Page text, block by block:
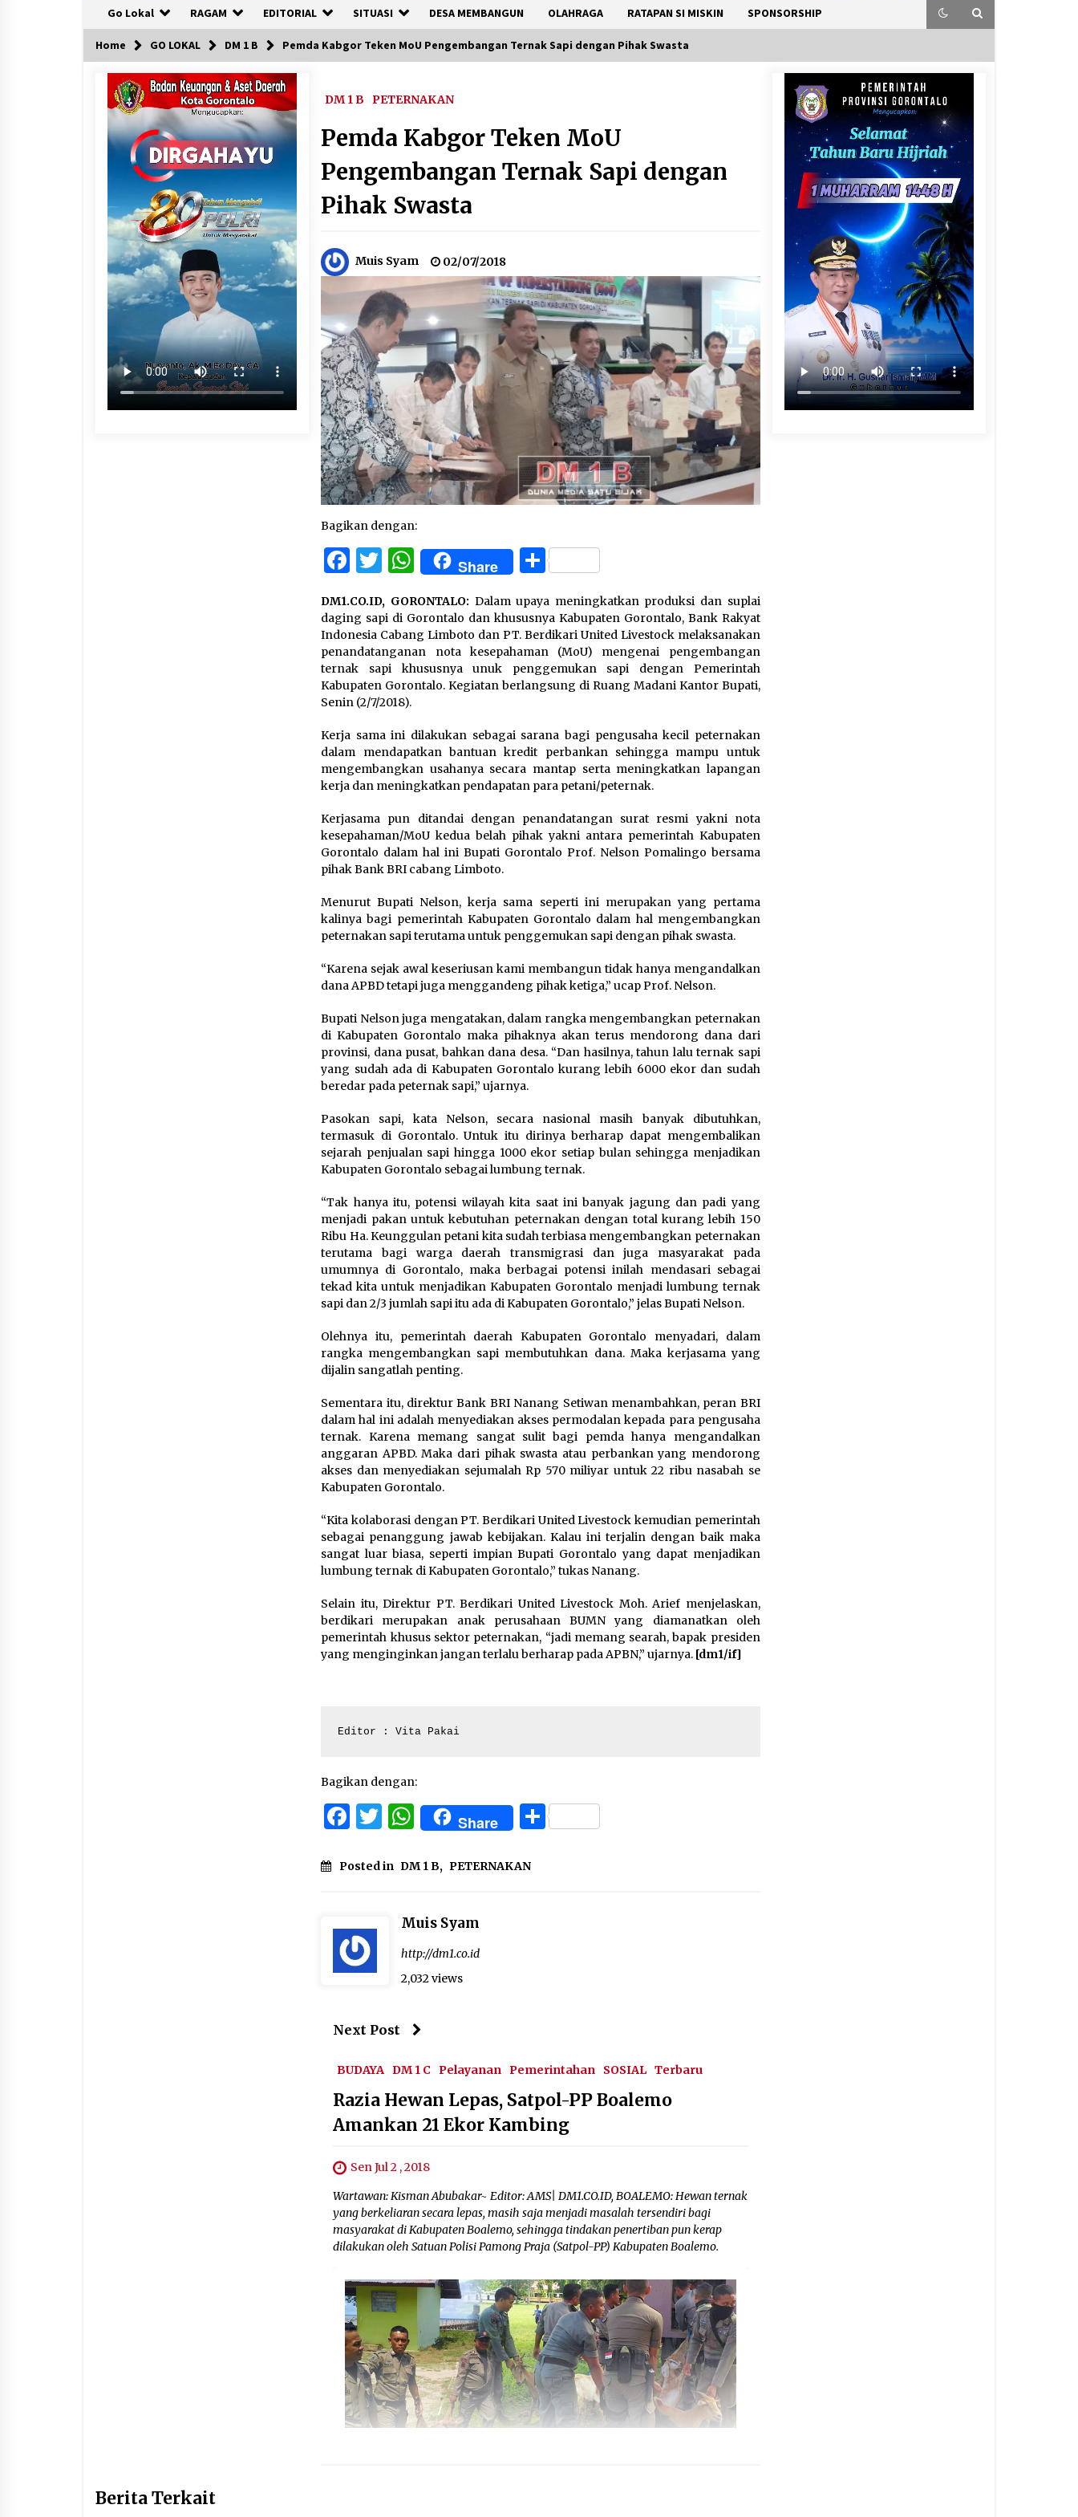
Go Lokal RAGAM EDITORIAL SITUASI DESA MEMBANGUN OLAHRAGA RATAPAN SI MISKIN SPONSORSHIP
Home GO LOKAL DM 1 B Pemda Kabgor Teken MoU Pengembangan Ternak Sapi dengan Pihak Swasta
DM 1 B PETERNAKAN
Pemda Kabgor Teken MoU
Pengembangan Ternak Sapi dengan
Pihak Swasta
Muis Syam 02/07/2018
Bagikan dengan:
Facebook
Twitter
WhatsApp
Share Share
DM1.CO.ID, GORONTALO: Dalam upaya meningkatkan produksi dan suplai
daging sapi di Gorontalo dan khususnya Kabupaten Gorontalo, Bank Rakyat
Indonesia Cabang Limboto dan PT. Berdikari United Livestock melaksanakan
penandatanganan nota kesepahaman (MoU) mengenai pengembangan
ternak sapi khususnya unuk penggemukan sapi dengan Pemerintah
Kabupaten Gorontalo. Kegiatan berlangsung di Ruang Madani Kantor Bupati,
Senin (2/7/2018).
Kerja sama ini dilakukan sebagai sarana bagi pengusaha kecil peternakan
dalam mendapatkan bantuan kredit perbankan sehingga mampu untuk
mengembangkan usahanya secara mantap serta meningkatkan lapangan
kerja dan meningkatkan pendapatan para petani/peternak.
Kerjasama pun ditandai dengan penandatangan surat resmi yakni nota
kesepahaman/MoU kedua belah pihak yakni antara pemerintah Kabupaten
Gorontalo dalam hal ini Bupati Gorontalo Prof. Nelson Pomalingo bersama
pihak Bank BRI cabang Limboto.
Menurut Bupati Nelson, kerja sama seperti ini merupakan yang pertama
kalinya bagi pemerintah Kabupaten Gorontalo dalam hal mengembangkan
peternakan sapi terutama untuk penggemukan sapi dengan pihak swasta.
“Karena sejak awal keseriusan kami membangun tidak hanya mengandalkan
dana APBD tetapi juga menggandeng pihak ketiga,” ucap Prof. Nelson.
Bupati Nelson juga mengatakan, dalam rangka mengembangkan peternakan
di Kabupaten Gorontalo maka pihaknya akan terus mendorong dana dari
provinsi, dana pusat, bahkan dana desa. “Dan hasilnya, tahun lalu ternak sapi
yang sudah ada di Kabupaten Gorontalo kurang lebih 6000 ekor dan sudah
beredar pada peternak sapi,” ujarnya.
Pasokan sapi, kata Nelson, secara nasional masih banyak dibutuhkan,
termasuk di Gorontalo. Untuk itu dirinya berharap dapat mengembalikan
sejarah penjualan sapi hingga 1000 ekor setiap bulan sehingga menjadikan
Kabupaten Gorontalo sebagai lumbung ternak.
“Tak hanya itu, potensi wilayah kita saat ini banyak jagung dan padi yang
menjadi pakan untuk kebutuhan peternakan dengan total kurang lebih 150
Ribu Ha. Keunggulan petani kita sudah terbiasa mengembangkan peternakan
terutama bagi warga daerah transmigrasi dan juga masyarakat pada
umumnya di Gorontalo, maka berbagai potensi inilah mendasari sebagai
tekad kita untuk menjadikan Kabupaten Gorontalo menjadi lumbung ternak
sapi dan 2/3 jumlah sapi itu ada di Kabupaten Gorontalo,” jelas Bupati Nelson.
Olehnya itu, pemerintah daerah Kabupaten Gorontalo menyadari, dalam
rangka mengembangkan sapi membutuhkan dana. Maka kerjasama yang
dijalin sangatlah penting.
Sementara itu, direktur Bank BRI Nanang Setiwan menambahkan, peran BRI
dalam hal ini adalah menyediakan akses permodalan kepada para pengusaha
ternak. Karena memang sangat sulit bagi pemda hanya mengandalkan
anggaran APBD. Maka dari pihak swasta atau perbankan yang mendorong
akses dan menyediakan sejumalah Rp 570 miliyar untuk 22 ribu nasabah se
Kabupaten Gorontalo.
“Kita kolaborasi dengan PT. Berdikari United Livestock kemudian pemerintah
sebagai penanggung jawab kebijakan. Kalau ini terjalin dengan baik maka
sangat luar biasa, seperti impian Bupati Gorontalo yang dapat menjadikan
lumbung ternak di Kabupaten Gorontalo,” tukas Nanang.
Selain itu, Direktur PT. Berdikari United Livestock Moh. Arief menjelaskan,
berdikari merupakan anak perusahaan BUMN yang diamanatkan oleh
pemerintah khusus sektor peternakan, “jadi memang searah, bapak presiden
yang menginginkan jangan terlalu berharap pada APBN,” ujarnya. [dm1/if]
Editor : Vita Pakai
Bagikan dengan:
Facebook
Twitter
WhatsApp
Share Share
Posted in DM 1 B, PETERNAKAN
Muis Syam
http://dm1.co.id
2,032 views
Next Post
BUDAYA DM 1 C Pelayanan Pemerintahan SOSIAL Terbaru
Razia Hewan Lepas, Satpol-PP Boalemo
Amankan 21 Ekor Kambing
Sen Jul 2 , 2018
Wartawan: Kisman Abubakar~ Editor: AMS| DM1.CO.ID, BOALEMO: Hewan ternak
yang berkeliaran secara lepas, masih saja menjadi masalah tersendiri bagi
masyarakat di Kabupaten Boalemo, sehingga tindakan penertiban pun kerap
dilakukan oleh Satuan Polisi Pamong Praja (Satpol-PP) Kabupaten Boalemo.
Berita Terkait